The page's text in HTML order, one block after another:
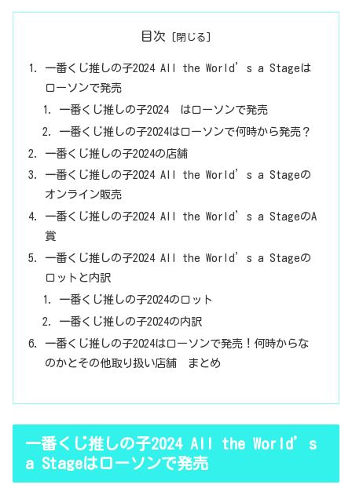
目次
一番くじ推しの子2024 All the World’s a Stageは
ローソンで発売
一番くじ推しの子2024 はローソンで発売
一番くじ推しの子2024はローソンで何時から発売？
一番くじ推しの子2024の店舗
一番くじ推しの子2024 All the World’s a Stageの
オンライン販売
一番くじ推しの子2024 All the World’s a StageのA
賞
一番くじ推しの子2024 All the World’s a Stageの
ロットと内訳
一番くじ推しの子2024のロット
一番くじ推しの子2024の内訳
一番くじ推しの子2024はローソンで発売！何時からな
のかとその他取り扱い店舗 まとめ
一番くじ推しの子2024 All the World’s
a Stageはローソンで発売